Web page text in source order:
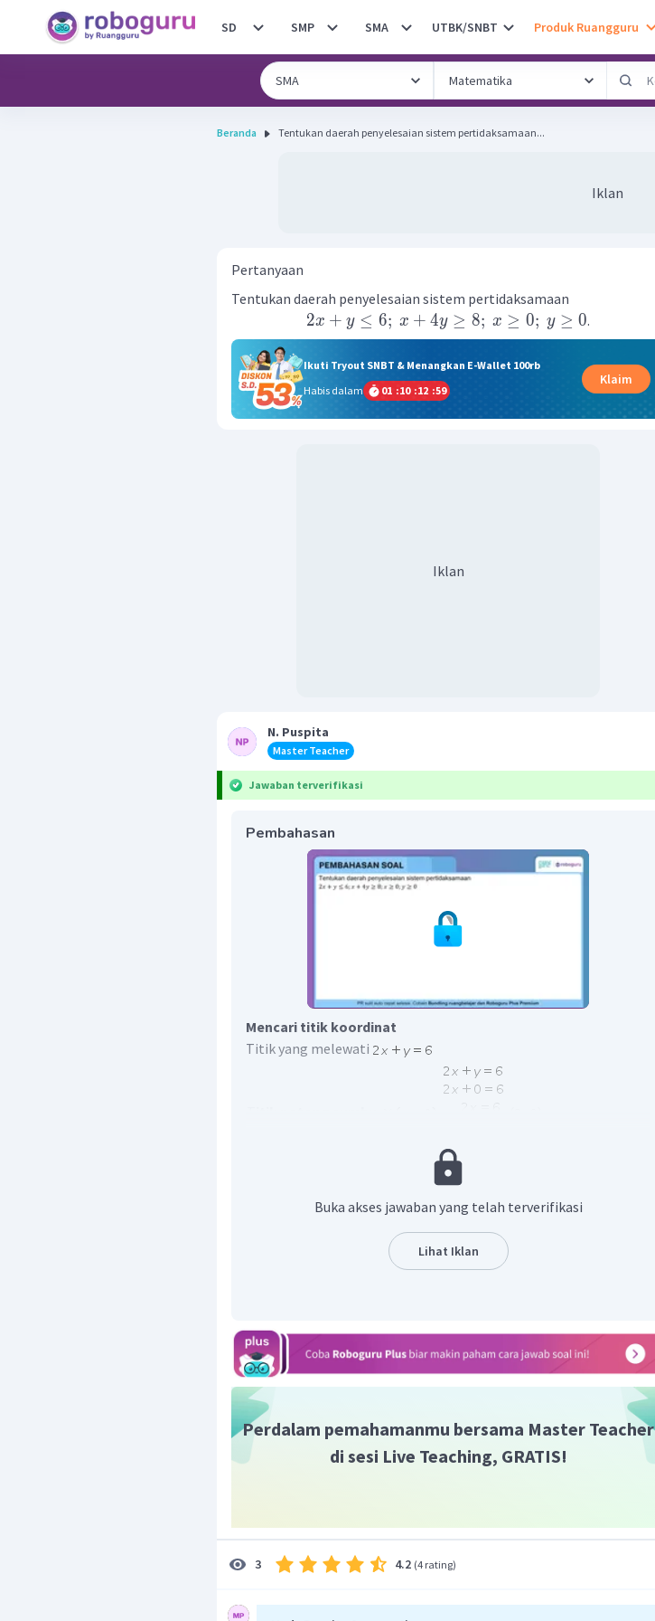
SD SMP SMA UTBK/SNBT Produk Ruangguru
Beranda Tentukan daerah penyelesaian sistem pertidaksamaan...
Iklan
Pertanyaan
Tentukan daerah penyelesaian sistem pertidaksamaan
2x + y ≤ 6; x + 4y ≥ 8; x ≥ 0; y ≥ 0.
Ikuti Tryout SNBT & Menangkan E-Wallet 100rb
Habis dalam
01 :10 :12 :58
Klaim
Iklan
N. Puspita
Master Teacher
Jawaban terverifikasi
Pembahasan
Mencari titik koordinat
Titik yang melewati
Titik yang melewati
Titik potong sumbu-
T itik potong sumbu-
Uji dengan titik
Jadi, daerah penyelesaian berada di atas garis
.
Buka akses jawaban yang telah terverifikasi
Lihat Iklan
Perdalam pemahamanmu bersama Master Teacher
di sesi Live Teaching, GRATIS!
3 4.2 (4 rating)